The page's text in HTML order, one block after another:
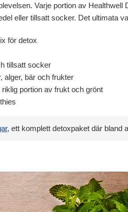
Varje portion av
eller tillsatt socker. Det ultimata
för detox
tillsatt socker
alger, bär och frukter
portion av frukt och grönt
, ett komplett detoxpaket där bland